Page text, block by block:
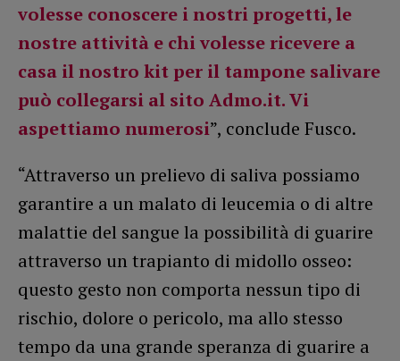
volesse conoscere i nostri progetti, le
nostre attività e chi volesse ricevere a
casa il nostro kit per il tampone salivare
può collegarsi al sito Admo.it. Vi
aspettiamo numerosi”, conclude Fusco.
“Attraverso un prelievo di saliva possiamo
garantire a un malato di leucemia o di altre
malattie del sangue la possibilità di guarire
attraverso un trapianto di midollo osseo:
questo gesto non comporta nessun tipo di
rischio, dolore o pericolo, ma allo stesso
tempo da una grande speranza di guarire a